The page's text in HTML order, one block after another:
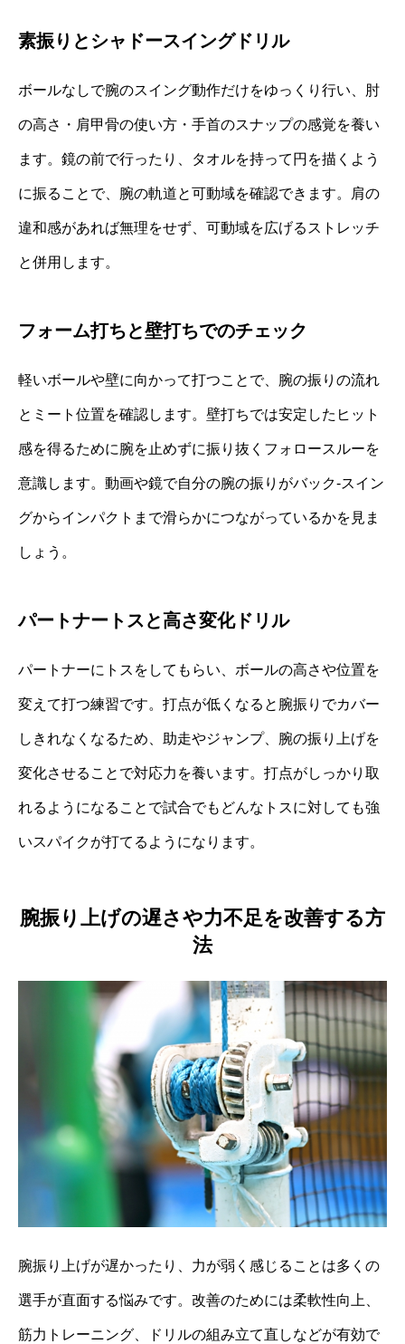
素振りとシャドースイングドリル
ボールなしで腕のスイング動作だけをゆっくり行い、肘
の高さ・肩甲骨の使い方・手首のスナップの感覚を養い
ます。鏡の前で行ったり、タオルを持って円を描くよう
に振ることで、腕の軌道と可動域を確認できます。肩の
違和感があれば無理をせず、可動域を広げるストレッチ
と併用します。
フォーム打ちと壁打ちでのチェック
軽いボールや壁に向かって打つことで、腕の振りの流れ
とミート位置を確認します。壁打ちでは安定したヒット
感を得るために腕を止めずに振り抜くフォロースルーを
意識します。動画や鏡で自分の腕の振りがバック‐スイン
グからインパクトまで滑らかにつながっているかを見ま
しょう。
パートナートスと高さ変化ドリル
パートナーにトスをしてもらい、ボールの高さや位置を
変えて打つ練習です。打点が低くなると腕振りでカバー
しきれなくなるため、助走やジャンプ、腕の振り上げを
変化させることで対応力を養います。打点がしっかり取
れるようになることで試合でもどんなトスに対しても強
いスパイクが打てるようになります。
腕振り上げの遅さや力不足を改善する方
法
腕振り上げが遅かったり、力が弱く感じることは多くの
選手が直面する悩みです。改善のためには柔軟性向上、
筋力トレーニング、ドリルの組み立て直しなどが有効で